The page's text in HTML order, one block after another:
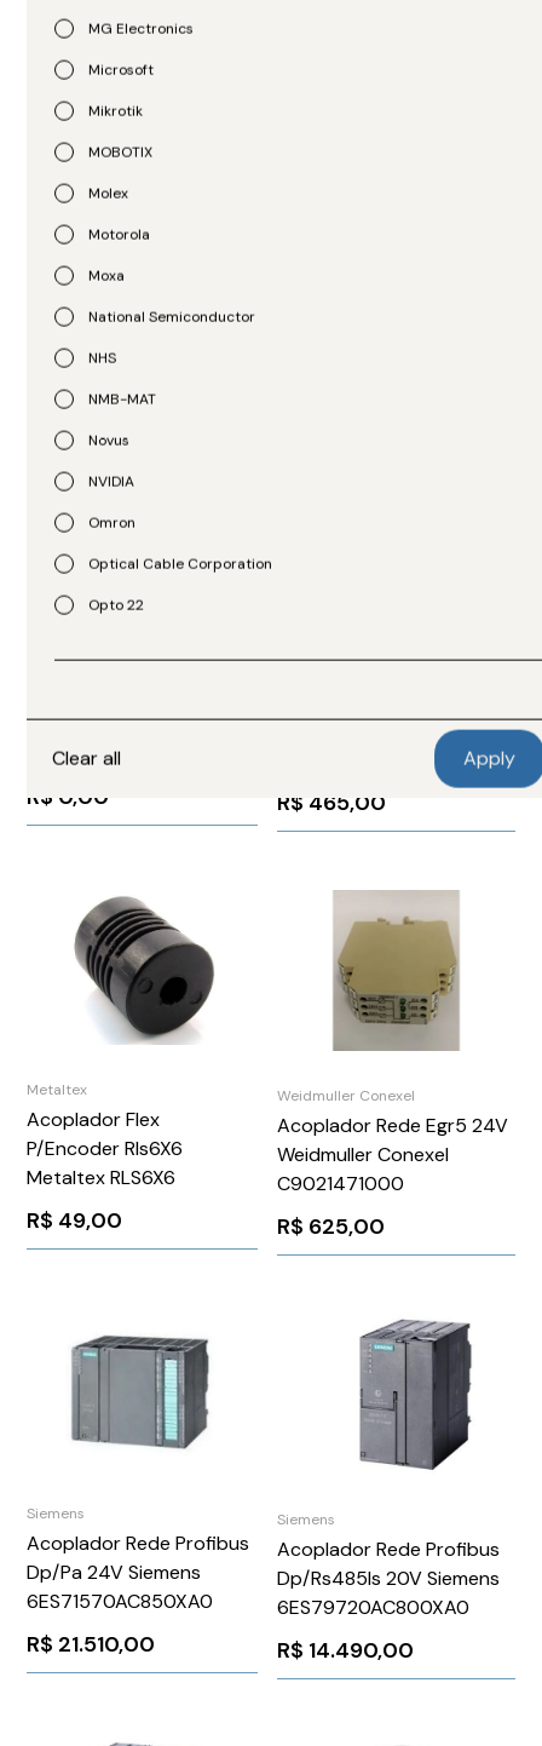
MG Electronics
Microsoft
Mikrotik
MOBOTIX
Molex
Motorola
Moxa
National Semiconductor
NHS
NMB-MAT
Novus
NVIDIA
Omron
Optical Cable Corporation
Opto 22
Clear all
Acoplador CAT 6A
E100A21 000S1
901,00
Acoplador de Antena
RXN3S0200JXN
R$ 0,00
Acoplador de Painel CAT 6
Bulkhead IAEBHC6
R$ 465,00
Metaltex
Acoplador Flex
P/Encoder Rls6X6
Metaltex RLS6X6
R$ 49,00
Weidmuller Conexel
Acoplador Rede Egr5 24V
Weidmuller Conexel
C9021471000
R$ 625,00
Siemens
Acoplador Rede Profibus
Dp/Pa 24V Siemens
6ES71570AC850XA0
R$ 21.510,00
Siemens
Acoplador Rede Profibus
Dp/Rs485Is 20V Siemens
6ES79720AC800XA0
R$ 14.490,00